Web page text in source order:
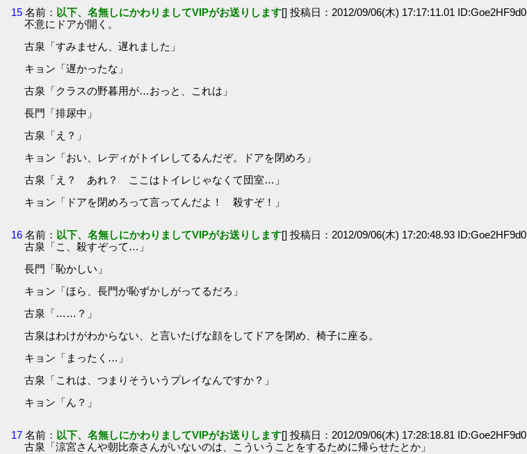
15 名前： 以下、名無しにかわりましてVIPがお送りします[] 投稿日：2012/09/06(木) 17:17:11.01 ID:Goe2HF9d0
不意にドアが開く。
古泉「すみません、遅れました」
キョン「遅かったな」
古泉「クラスの野暮用が…おっと、これは」
長門「排尿中」
古泉「え？」
キョン「おい、レディがトイレしてるんだぞ。ドアを閉めろ」
古泉「え？ あれ？ ここはトイレじゃなくて団室…」
キョン「ドアを閉めろって言ってんだよ！ 殺すぞ！」
16 名前： 以下、名無しにかわりましてVIPがお送りします[] 投稿日：2012/09/06(木) 17:20:48.93 ID:Goe2HF9d0
古泉「こ、殺すぞって…」
長門「恥かしい」
キョン「ほら、長門が恥ずかしがってるだろ」
古泉「……？」
古泉はわけがわからない、と言いたげな顔をしてドアを閉め、椅子に座る。
キョン「まったく…」
古泉「これは、つまりそういうプレイなんですか？」
キョン「ん？」
17 名前： 以下、名無しにかわりましてVIPがお送りします[] 投稿日：2012/09/06(木) 17:28:18.81 ID:Goe2HF9d0
古泉「涼宮さんや朝比奈さんがいないのは、こういうことをするために帰らせたとか」